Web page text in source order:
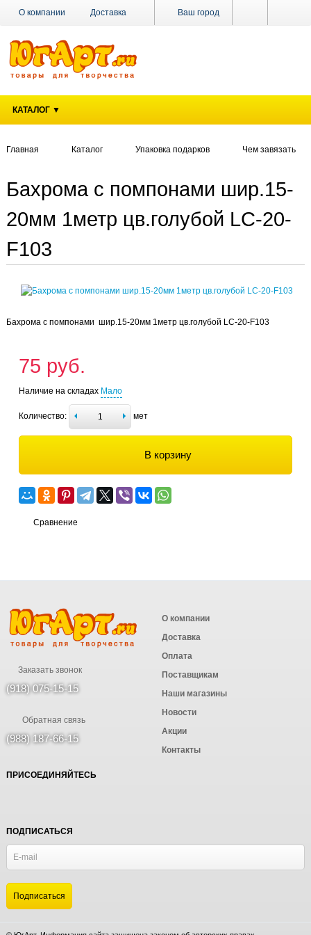
Ваш город
О компании Доставка
Наши магазины Новости
КАТАЛОГ ▼
Главная Каталог Упаковка подарков Чем завязать
Бахрома с помпонами шир.15-
20мм 1метр цв.голубой LC-20-
F103
Бахрома с помпонами шир.15-20мм 1метр цв.голубой LC-20-F103
75 руб.
Наличие на складах Мало
Количество: мет
В корзину
Сравнение
Заказать звонок
(918) 075-15-15
Обратная связь
(988) 187-66-15
О компании
Доставка
Оплата
Поставщикам
Наши магазины
Новости
Акции
Контакты
ПРИСОЕДИНЯЙТЕСЬ
ПОДПИСАТЬСЯ